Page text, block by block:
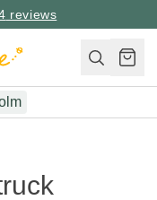
reviews